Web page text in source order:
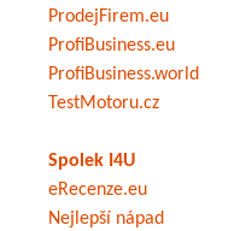
ProdejFirem.eu
ProfiBusiness.eu
ProfiBusiness.world
TestMotoru.cz
Spolek I4U
eRecenze.eu
Nejlepší nápad